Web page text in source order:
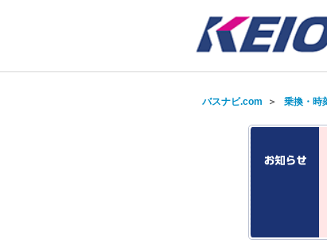
バスナビ.com ＞ 乗換・時